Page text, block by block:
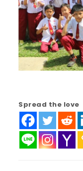
Spread the love